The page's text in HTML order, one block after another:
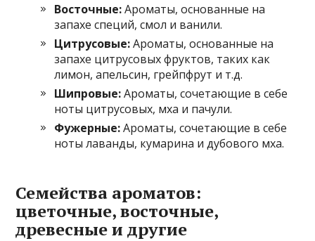
Восточные:Ароматы, основанные на
запахе специй, смол и ванили.
Цитрусовые:Ароматы, основанные на
запахе цитрусовых фруктов, таких как
лимон, апельсин, грейпфрут и т.д.
Шипровые:Ароматы, сочетающие в себе
ноты цитрусовых, мха и пачули.
Фужерные:Ароматы, сочетающие в себе
ноты лаванды, кумарина и дубового мха.
Семейства ароматов:
цветочные, восточные,
древесные и другие